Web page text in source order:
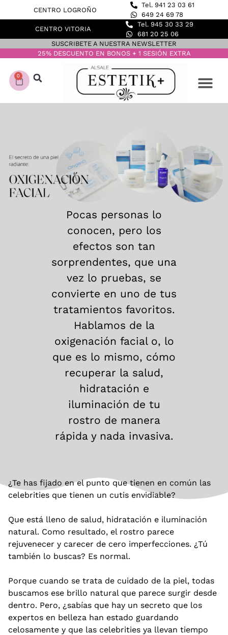
CENTRO LOGROÑO
Tel. 941 23 03 61
649 24 69 78
CENTRO VITORIA
Tel. 945 30 33 29
681 20 25 06
SUSCRIBETE A NUESTRA NEWSLETTER
25% DESCUENTO EN BONOS + 1 SESIÓN EXTRA
0
Pocas personas lo
conocen, pero los
efectos son tan
sorprendentes, que una
vez lo pruebas, se
convierte en uno de tus
tratamientos favoritos.
Hablamos de la
oxigenación facial o, lo
que es lo mismo, cómo
recuperar la salud,
hidratación e
iluminación de tu
rostro de manera
rápida y nada invasiva.
¿Te has fijado en el punto que tienen en común las
celebrities que tienen un cutis envidiable?
Que está lleno de salud, hidratación e iluminación
natural. Como resultado, el rostro parece
rejuvenecer y carecer de cero imperfecciones. ¿Tú
también lo buscas? Es normal.
Porque cuando se trata de cuidado de la piel, todas
buscamos ese brillo natural que parece surgir desde
dentro. Pero, ¿sabías que hay un secreto que los
expertos en belleza han estado guardando
celosamente y que las celebrities ya llevan tiempo